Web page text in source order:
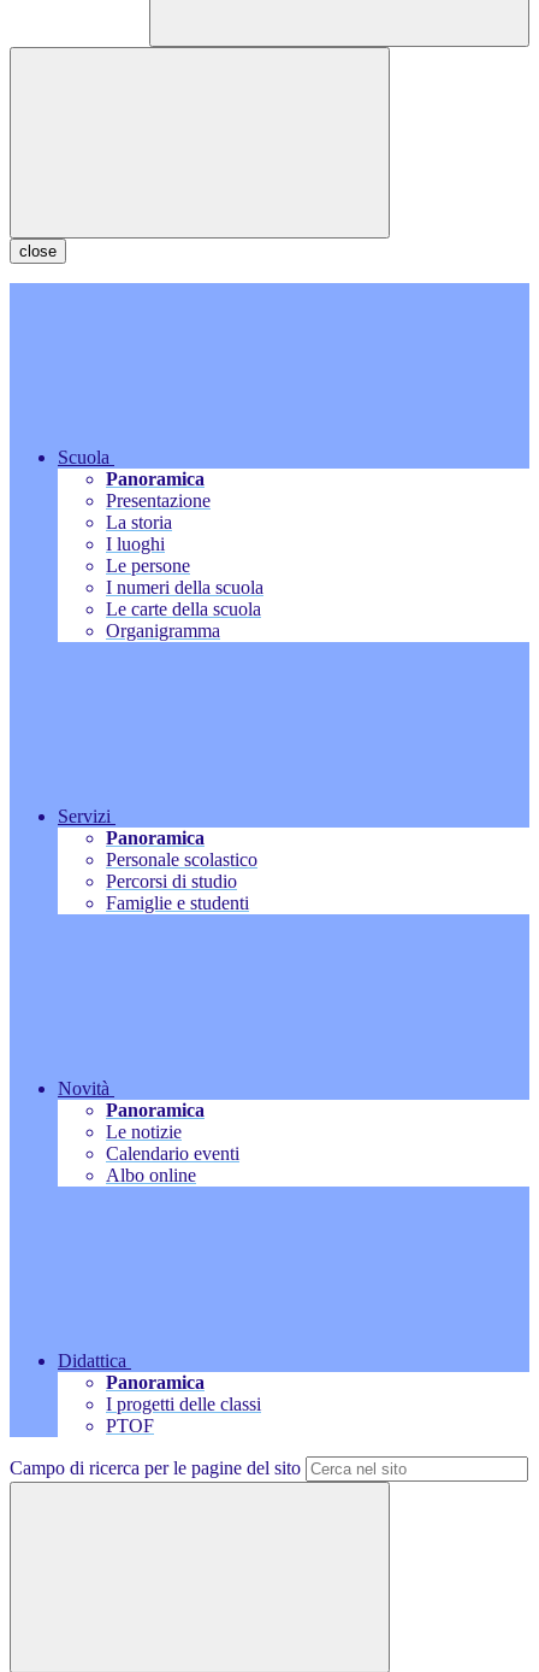
close
Scuola
Panoramica
Presentazione
La storia
I luoghi
Le persone
I numeri della scuola
Le carte della scuola
Organigramma
Servizi
Panoramica
Personale scolastico
Percorsi di studio
Famiglie e studenti
Novità
Panoramica
Le notizie
Calendario eventi
Albo online
Didattica
Panoramica
I progetti delle classi
PTOF
Campo di ricerca per le pagine del sito